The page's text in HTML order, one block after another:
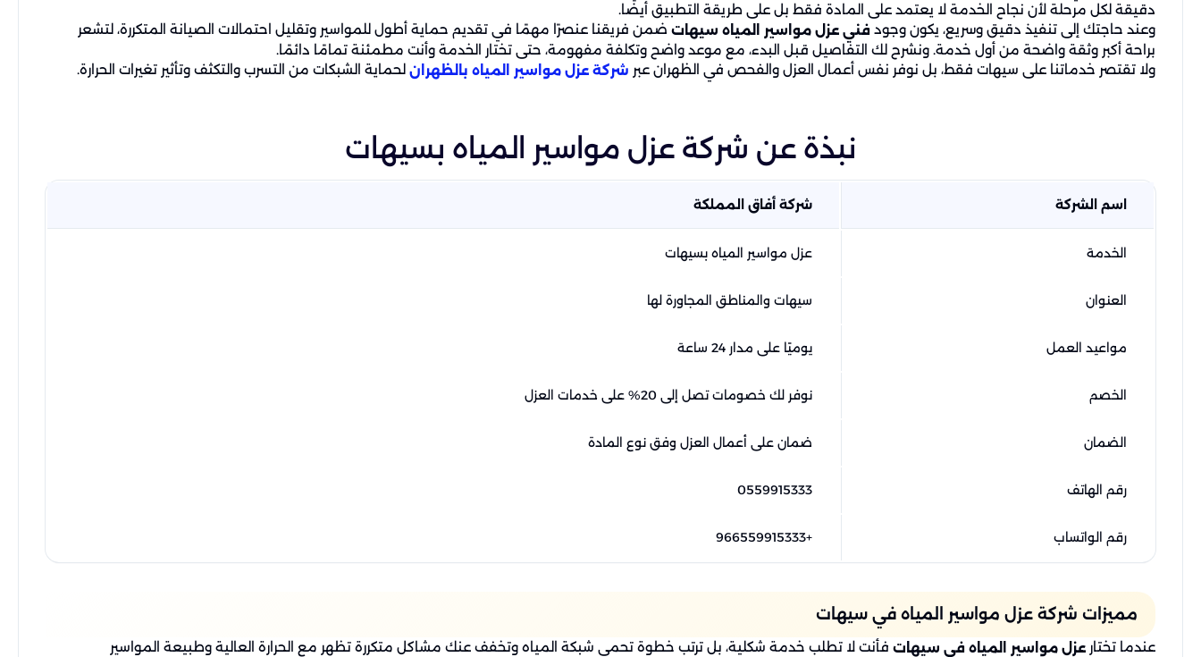
دقيقة لكل مرحلة لأن نجاح الخدمة لا يعتمد على المادة فقط بل على طريقة التطبيق أيضًا.
وعند حاجتك إلى تنفيذ دقيق وسريع، يكون وجود فني عزل مواسير المياه سيهات ضمن فريقنا عنصرًا مهمًا في تقديم حماية أطول للمواسير وتقليل احتمالات الصيانة المتكررة، لتشعر
براحة أكبر وثقة واضحة من أول خدمة. ونشرح لك التفاصيل قبل البدء، مع موعد واضح وتكلفة مفهومة، حتى تختار الخدمة وأنت مطمئنة تمامًا دائمًا.
ولا تقتصر خدماتنا على سيهات فقط، بل نوفر نفس أعمال العزل والفحص في الظهران عبر شركة عزل مواسير المياه بالظهران لحماية الشبكات من التسرب والتكثف وتأثير تغيرات الحرارة.
نبذة عن شركة عزل مواسير المياه بسيهات
اسم الشركة شركة أفاق المملكة
الخدمة عزل مواسير المياه بسيهات
العنوان سيهات والمناطق المجاورة لها
مواعيد العمل يوميًا على مدار 24 ساعة
الخصم نوفر لك خصومات تصل إلى 20% على خدمات العزل
الضمان ضمان على أعمال العزل وفق نوع المادة
رقم الهاتف 0559915333
رقم الواتساب +966559915333
مميزات شركة عزل مواسير المياه في سيهات
عندما تختار عزل مواسير المياه في سيهات فأنت لا تطلب خدمة شكلية، بل ترتب خطوة تحمي شبكة المياه وتخفف عنك مشاكل متكررة تظهر مع الحرارة العالية وطبيعة المواسير